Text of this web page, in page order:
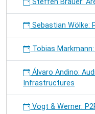
Steffen Brauer:
Sebastian Wölke:
Tobias
Álvaro Andino:
Infrastructures
Vogt & Werner: